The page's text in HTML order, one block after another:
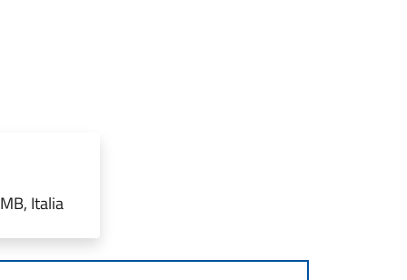
Italia